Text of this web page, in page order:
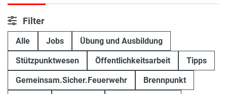
Filter
Alle Jobs Übung und Ausbildung
Stützpunktwesen Öffentlichkeitsarbeit Tipps
Gemeinsam.Sicher.Feuerwehr Brennpunkt